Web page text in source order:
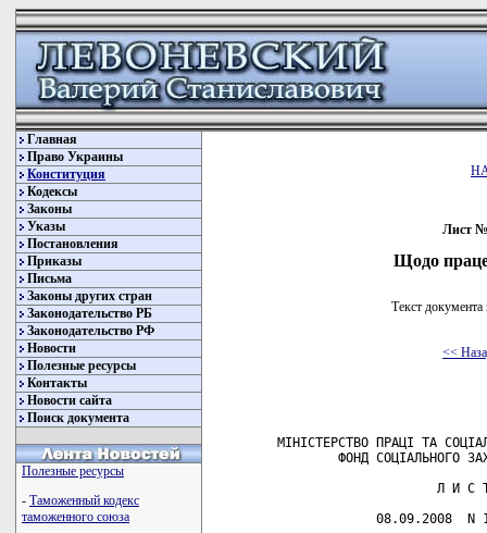
Главная
Право Украины
Конституция
Кодексы
Законы
Указы
Постановления
Приказы
Письма
Законы других стран
Законодательство РБ
Законодательство РФ
Новости
Полезные ресурсы
Контакты
Новости сайта
Поиск документа
Полезные ресурсы
- Таможенный кодекс
таможенного союза
Лист №
Щодо
Текст
<<
МІНІСТЕРСТВО ПРАЦІ ТА
ФОНД СОЦІАЛЬНОГО
Л И С
08.09.2008  N